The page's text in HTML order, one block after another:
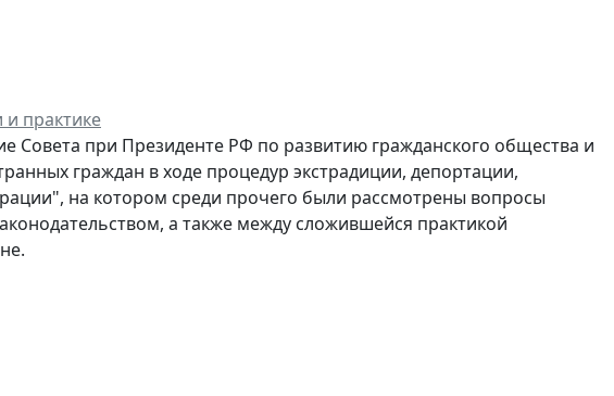
практике
Совета при Президенте РФ по развитию гражданского общества и
граждан в ходе процедур экстрадиции, депортации,
на котором среди прочего были рассмотрены вопросы
а также между сложившейся практикой